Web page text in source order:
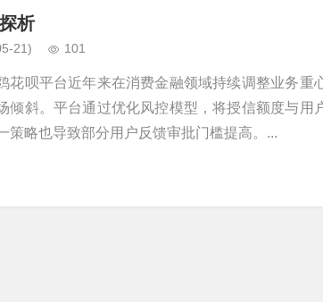
析
21) 101
花呗平台近年来在消费金融领域持续调整业务重
倾斜。平台通过优化风控模型，将授信额度与用
策略也导致部分用户反馈审批门槛提高。...